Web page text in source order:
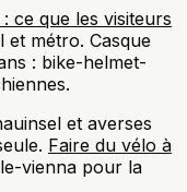
ce que les visiteurs
métro. Casque
: bike-helmet-
et averses
Faire du vélo à
vienna pour la